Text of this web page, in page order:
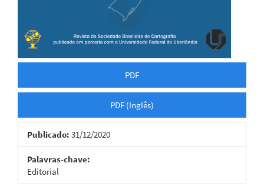
PDF
PDF (Inglês)
Publicado: 31/12/2020
Palavras-chave:
Editorial